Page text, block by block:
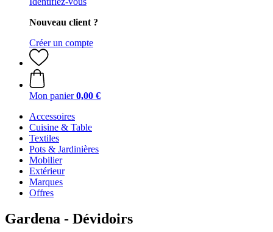
Nouveau client ?
Créer un compte
Mon panier 0,00 €
Accessoires
Cuisine & Table
Textiles
Pots & Jardinières
Mobilier
Extérieur
Marques
Offres
Gardena - Dévidoirs